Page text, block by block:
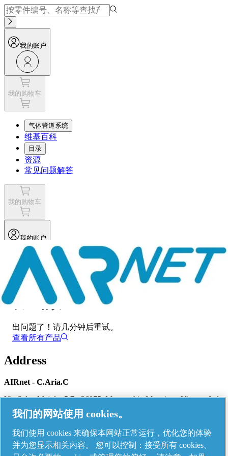
我的账户
我的购物车
气体管道系统
维基百科
目录
资源
常见问题解答
我的购物车
我的账户
菜单
发生错误
出问题了！ 请几分钟后重试。
查看所有产品
Address
AIRnet - C.Aria.C
Via Selva Maiolo, 5/7 - 36075, Montecchio Maggiore, Vicenza Italy
Contact us
我们的网站使用 cookies。
我们使用 cookies 来确保本网站正常运行，优化您的体验
并为您显示相关内容。 您可以控制：接受所有 cookies、